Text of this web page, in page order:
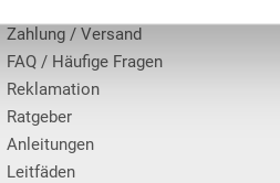
Zahlung / Versand
FAQ / Häufige Fragen
Reklamation
Ratgeber
Anleitungen
Leitfäden